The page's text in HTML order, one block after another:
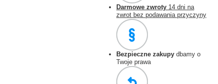
Darmowe zwroty 14 dni na
zwrot bez podawania przyczyny
Bezpieczne zakupy dbamy o
Twoje prawa